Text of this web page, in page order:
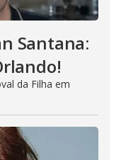
Santana:
da Filha em